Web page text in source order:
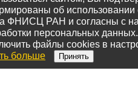
об
ФНИСЦ РАН и согласны с
персональных данных.
файлы cookies в
больше Принять